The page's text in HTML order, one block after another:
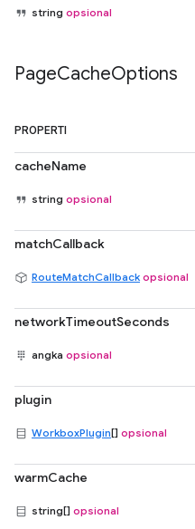
string opsional
PageCacheOptions
PROPERTI
cacheName
string opsional
matchCallback
RouteMatchCallback opsional
networkTimeoutSeconds
angka opsional
plugin
WorkboxPlugin[] opsional
warmCache
string[] opsional